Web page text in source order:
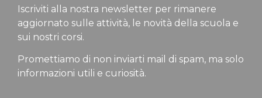
Iscriviti alla nostra newsletter per rimanere
aggiornato sulle attività, le novità della scuola e
sui nostri corsi.
Promettiamo di non inviarti mail di spam, ma solo
informazioni utili e curiosità.